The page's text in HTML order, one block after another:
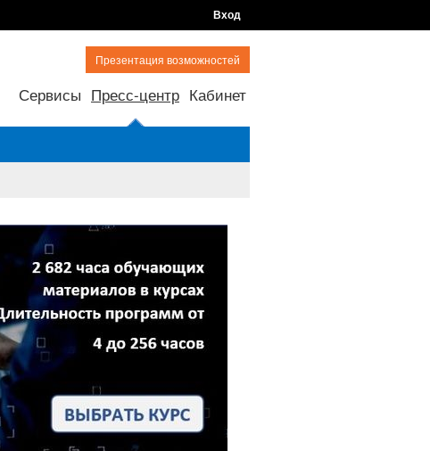
Вход
Презентация возможностей
Сервисы Пресс-центр Кабинет